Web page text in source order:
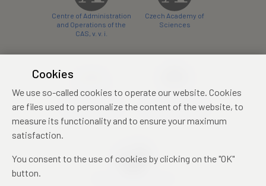
Centre of Administration
and Operations of the
CAS, v. v. i.
Czech Academy of
Sciences
conference centre
konferenční centrum
Cookies
We use so-called cookies to operate our website. Cookies
are files used to personalize the content of the website, to
measure its functionality and to ensure your maximum
satisfaction.
You consent to the use of cookies by clicking on the "OK"
button.